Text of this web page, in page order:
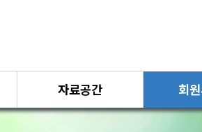
자료공간 회